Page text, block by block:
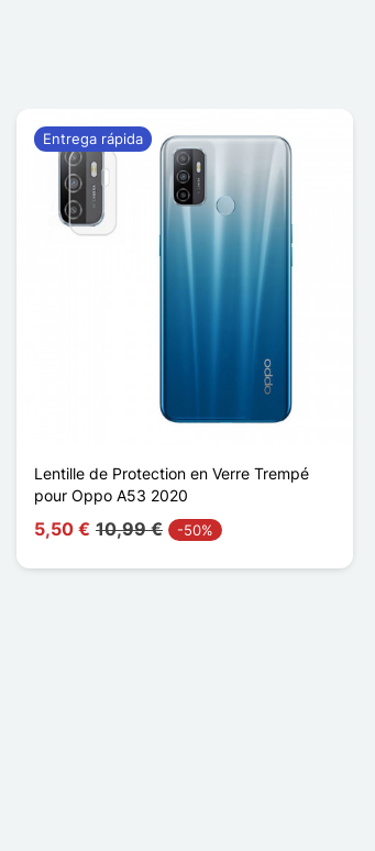
Lentille de Protection en Verre Trempé
pour Oppo A53 2020
5,50 € 10,99 € -50%
Entrega rápida